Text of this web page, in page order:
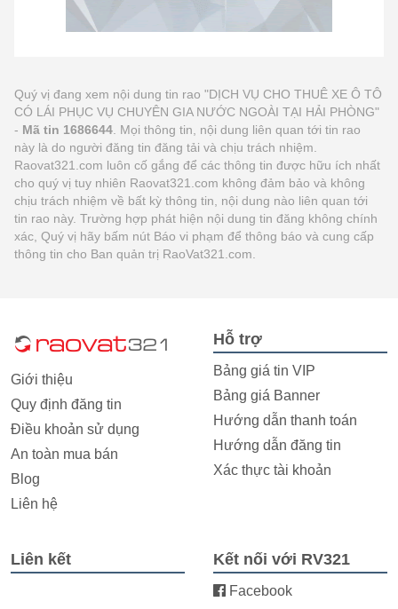
Quý vị đang xem nội dung tin rao "DỊCH VỤ CHO THUÊ XE Ô TÔ
CÓ LÁI PHỤC VỤ CHUYÊN GIA NƯỚC NGOÀI TẠI HẢI PHÒNG"
- Mã tin 1686644 . Mọi thông tin, nội dung liên quan tới tin rao
này là do người đăng tin đăng tải và chịu trách nhiệm.
Raovat321.com luôn cố gắng để các thông tin được hữu ích nhất
cho quý vị tuy nhiên Raovat321.com không đảm bảo và không
chịu trách nhiệm về bất kỳ thông tin, nội dung nào liên quan tới
tin rao này. Trường hợp phát hiện nội dung tin đăng không chính
xác, Quý vị hãy bấm nút Báo vi phạm để thông báo và cung cấp
thông tin cho Ban quản trị RaoVat321.com.
Giới thiệu
Quy định đăng tin
Điều khoản sử dụng
An toàn mua bán
Blog
Liên hệ
Hỗ trợ
Bảng giá tin VIP
Bảng giá Banner
Hướng dẫn thanh toán
Hướng dẫn đăng tin
Xác thực tài khoản
Liên kết Kết nối với RV321
Facebook